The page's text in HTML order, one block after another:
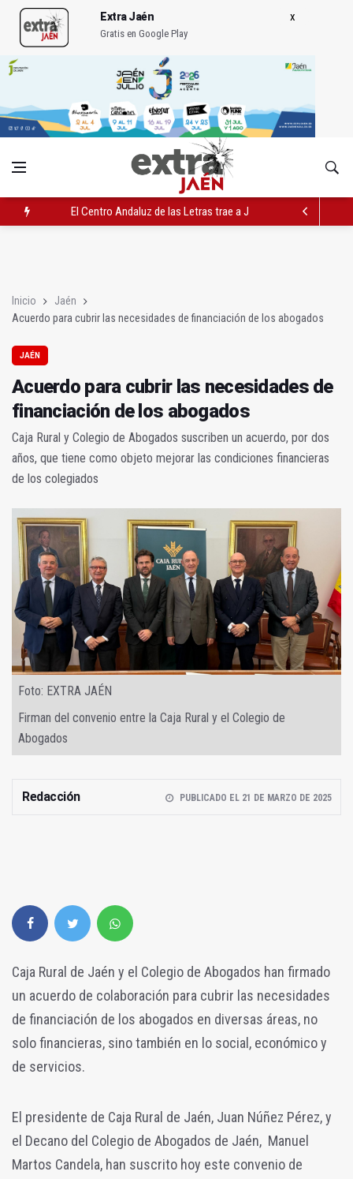
Extra Jaén
Gratis en Google Play
El Centro Andaluz de las Letras trae a Jaén al filósofo Omar
Inicio
Jaén
Acuerdo para cubrir las necesidades de financiación de los abogados
JAÉN
Acuerdo para cubrir las necesidades de
financiación de los abogados
Caja Rural y Colegio de Abogados suscriben un acuerdo, por dos
años, que tiene como objeto mejorar las condiciones financieras
de los colegiados
Foto: EXTRA JAÉN
Firman del convenio entre la Caja Rural y el Colegio de
Abogados
Redacción PUBLICADO EL 21 DE MARZO DE 2025
Caja Rural de Jaén y el Colegio de Abogados han firmado
un acuerdo de colaboración para cubrir las necesidades
de financiación de los abogados en diversas áreas, no
solo financieras, sino también en lo social, económico y
de servicios.
El presidente de Caja Rural de Jaén, Juan Núñez Pérez, y
el Decano del Colegio de Abogados de Jaén, Manuel
Martos Candela, han suscrito hoy este convenio de